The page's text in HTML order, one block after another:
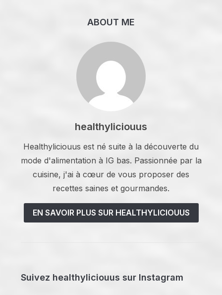
ABOUT ME
healthyliciouus
Healthyliciouus est né suite à la découverte du
mode d'alimentation à IG bas. Passionnée par la
cuisine, j'ai à cœur de vous proposer des
recettes saines et gourmandes.
EN SAVOIR PLUS SUR HEALTHYLICIOUUS
Suivez healthyliciouus sur Instagram